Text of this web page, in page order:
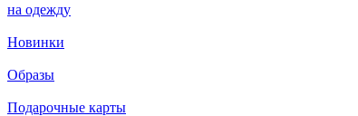
на одежду
Новинки
Образы
Подарочные карты